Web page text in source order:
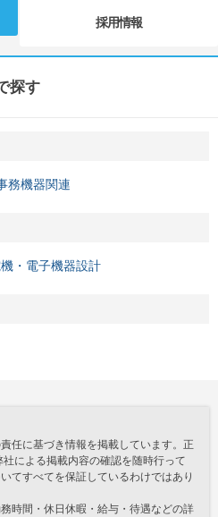
採用情報
探す
務機器関連
・電子機器設計
任に基づき情報を掲載しています。正
による掲載内容の確認を随時行って
てすべてを保証しているわけではあり
時間・休日休暇・給与・待遇などの詳